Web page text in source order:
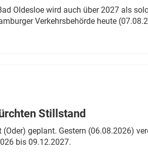
Oldesloe wird auch über 2027 als
Verkehrsbehörde heute
Stillstand
geplant. Gestern (06.08.2026)
bis 09.12.2027.